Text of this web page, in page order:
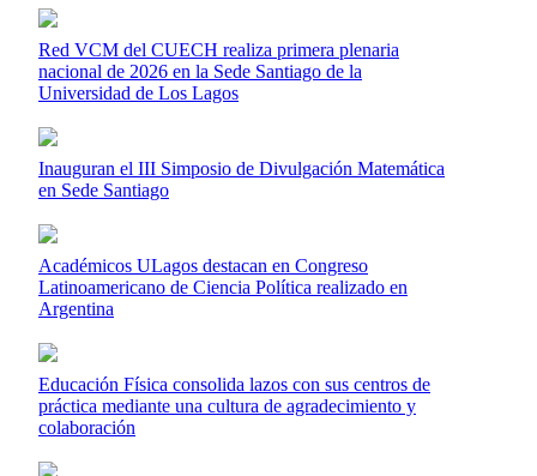
Red VCM del CUECH realiza primera plenaria
nacional de 2026 en la Sede Santiago de la
Universidad de Los Lagos
Inauguran el III Simposio de Divulgación Matemática
en Sede Santiago
Académicos ULagos destacan en Congreso
Latinoamericano de Ciencia Política realizado en
Argentina
Educación Física consolida lazos con sus centros de
práctica mediante una cultura de agradecimiento y
colaboración